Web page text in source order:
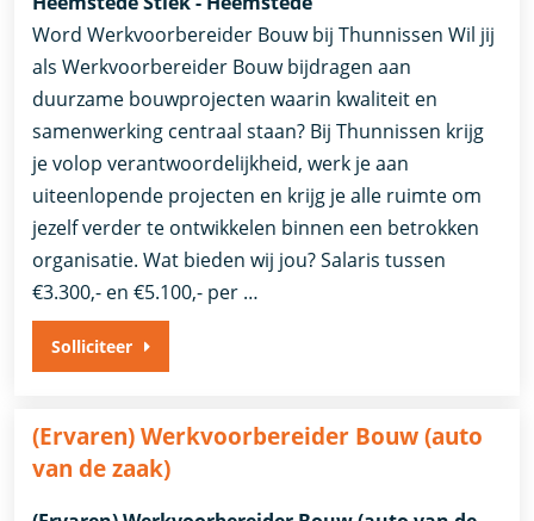
Word Werkvoorbereider Bouw bij Thunnissen Wil jij
als Werkvoorbereider Bouw bijdragen aan
duurzame bouwprojecten waarin kwaliteit en
samenwerking centraal staan? Bij Thunnissen krijg
je volop verantwoordelijkheid, werk je aan
uiteenlopende projecten en krijg je alle ruimte om
jezelf verder te ontwikkelen binnen een betrokken
organisatie. Wat bieden wij jou? Salaris tussen
€3.300,- en €5.100,- per …
Solliciteer
(Ervaren) Werkvoorbereider Bouw (auto
van de zaak)